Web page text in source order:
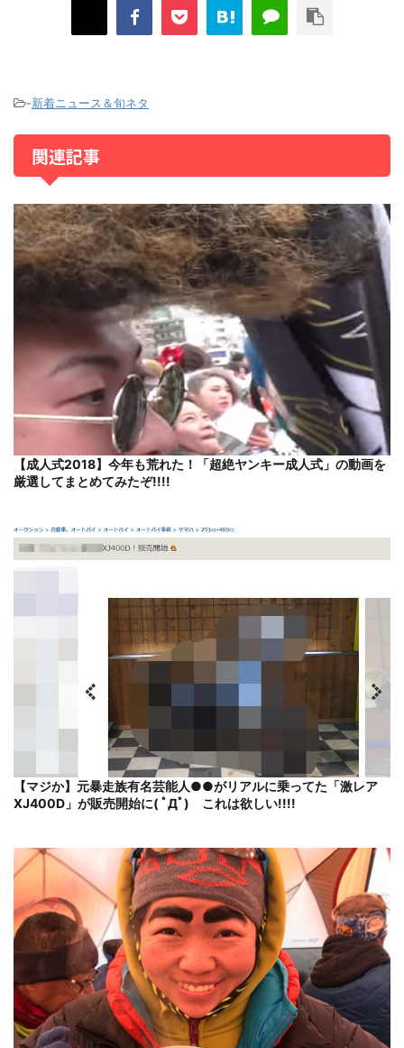
-新着ニュース＆旬ネタ
関連記事
【成人式2018】今年も荒れた！「超絶ヤンキー成人式」の動画を
厳選してまとめてみたぞ!!!!
【マジか】元暴走族有名芸能人●●がリアルに乗ってた「激レア
XJ400D」が販売開始に( ﾟДﾟ) これは欲しい!!!!